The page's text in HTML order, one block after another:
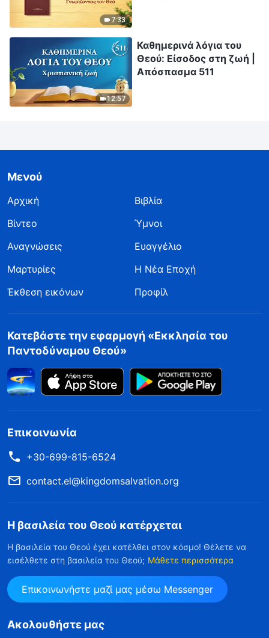
7:33
12:57
Καθημερινά λόγια του
Θεού: Είσοδος στη ζωή |
Απόσπασμα 511
Μενού
Αρχική
Βιβλία
Βίντεο
Ύμνοι
Αναγνώσεις
Ευαγγέλιο
Μαρτυρίες
Η Νέα Εποχή
Έκθεση εικόνων
Προφίλ
Κατεβάστε την εφαρμογή «Εκκλησία του
Παντοδύναμου Θεού»
Επικοινωνία
+30-699-815-6524
contact.el@kingdomsalvation.org
Η βασιλεία του Θεού κατέρχεται
Η βασιλεία του Θεού έχει κατέλθει στον κόσμο! Θέλετε να
εισέλθετε στη βασιλεία του Θεού; Μάθετε περισσότερα
Επικοινωνήστε μαζί μας μέσω Messenger
Ακολουθήστε μας